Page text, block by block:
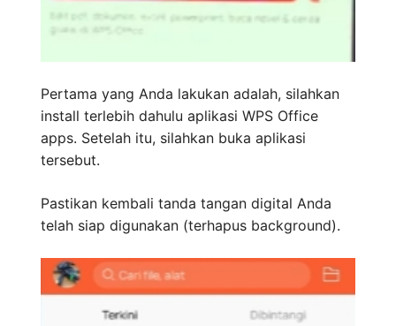
Pertama yang Anda lakukan adalah, silahkan
install terlebih dahulu aplikasi WPS Office
apps. Setelah itu, silahkan buka aplikasi
tersebut.
Pastikan kembali tanda tangan digital Anda
telah siap digunakan (terhapus background).